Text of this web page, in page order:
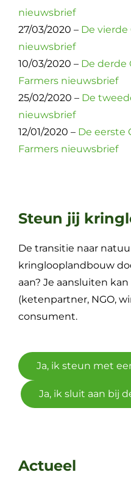
nieuwsbrief
27/03/2020 – De vierde
nieuwsbrief
10/03/2020 – De derde
Farmers nieuwsbrief
25/02/2020 – De
nieuwsbrief
12/01/2020 – De eerste
Farmers nieuwsbrief
Steun jij
De transitie naar
kringlooplandbouw
aan? Je aansluiten
(ketenpartner, NGO,
consument.
Ja, ik steun met
Ja, ik sluit aan bij
Actueel